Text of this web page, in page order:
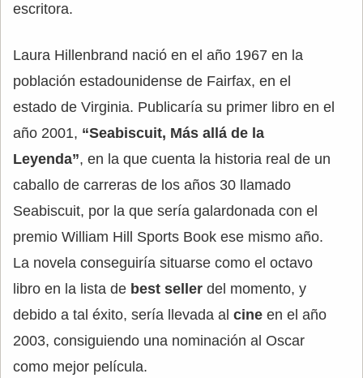
escritora.
Laura Hillenbrand nació en el año 1967 en la
población estadounidense de Fairfax, en el
estado de Virginia. Publicaría su primer libro en el
año 2001, “Seabiscuit, Más allá de la
Leyenda”, en la que cuenta la historia real de un
caballo de carreras de los años 30 llamado
Seabiscuit, por la que sería galardonada con el
premio William Hill Sports Book ese mismo año.
La novela conseguiría situarse como el octavo
libro en la lista de best seller del momento, y
debido a tal éxito, sería llevada al cine en el año
2003, consiguiendo una nominación al Oscar
como mejor película.